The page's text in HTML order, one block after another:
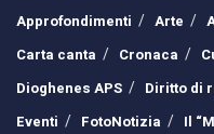
Approfondimenti
Arte
Carta canta
Cronaca
Dioghenes APS
Diritto di
Eventi
FotoNotizia
Il